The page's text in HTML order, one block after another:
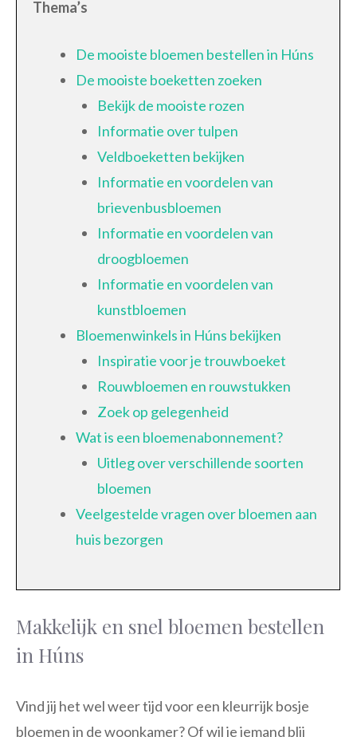
Thema’s
De mooiste bloemen bestellen in Húns
De mooiste boeketten zoeken
Bekijk de mooiste rozen
Informatie over tulpen
Veldboeketten bekijken
Informatie en voordelen van
brievenbusbloemen
Informatie en voordelen van
droogbloemen
Informatie en voordelen van
kunstbloemen
Bloemenwinkels in Húns bekijken
Inspiratie voor je trouwboeket
Rouwbloemen en rouwstukken
Zoek op gelegenheid
Wat is een bloemenabonnement?
Uitleg over verschillende soorten
bloemen
Veelgestelde vragen over bloemen aan
huis bezorgen
Makkelijk en snel bloemen bestellen
in Húns
Vind jij het wel weer tijd voor een kleurrijk bosje
bloemen in de woonkamer? Of wil je iemand blij